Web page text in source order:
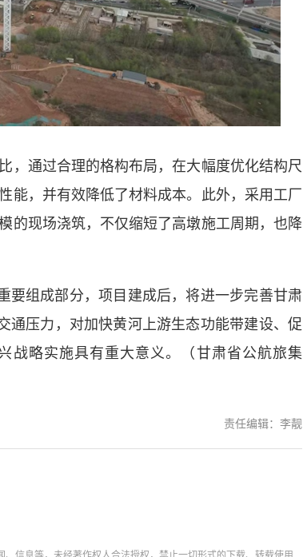
通过合理的格构布局，在大幅度优化结构尺
能，并有效降低了材料成本。此外，采用工厂
的现场浇筑，不仅缩短了高墩施工周期，也降
组成部分，项目建成后，将进一步完善甘肃
通压力，对加快黄河上游生态功能带建设、促
战略实施具有重大意义。（甘肃省公航旅集
责任编辑：李靓